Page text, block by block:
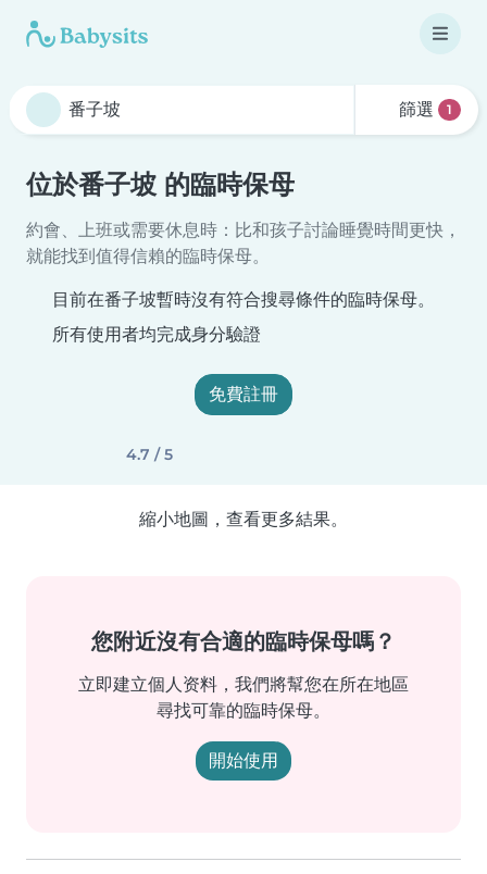
篩選 1
位於番子坡 的臨時保母
約會、上班或需要休息時：比和孩子討論睡覺時間更快，
就能找到值得信賴的臨時保母。
目前在番子坡暫時沒有符合搜尋條件的臨時保母。
所有使用者均完成身分驗證
免費註冊
4.7 / 5
縮小地圖，查看更多結果。
您附近沒有合適的臨時保母嗎？
立即建立個人资料，我們將幫您在所在地區
尋找可靠的臨時保母。
開始使用